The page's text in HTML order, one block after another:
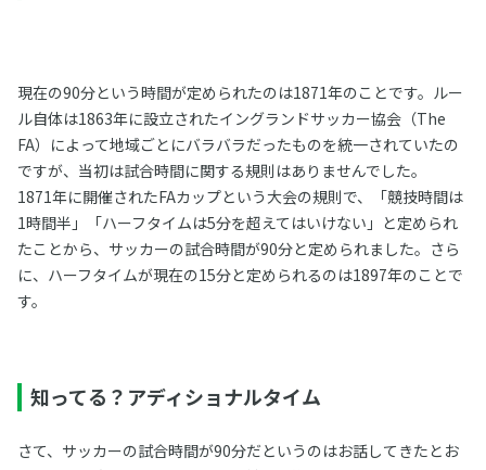
現在の90分という時間が定められたのは1871年のことです。ルー
ル自体は1863年に設立されたイングランドサッカー協会（The
FA）によって地域ごとにバラバラだったものを統一されていたの
ですが、当初は試合時間に関する規則はありませんでした。
1871年に開催されたFAカップという大会の規則で、「競技時間は
1時間半」「ハーフタイムは5分を超えてはいけない」と定められ
たことから、サッカーの試合時間が90分と定められました。さら
に、ハーフタイムが現在の15分と定められるのは1897年のことで
す。
知ってる？アディショナルタイム
さて、サッカーの試合時間が90分だというのはお話してきたとお